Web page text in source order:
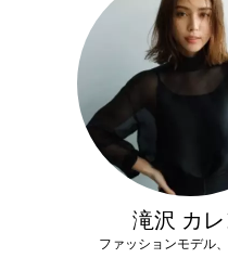
滝沢 カ
ファッションモデル